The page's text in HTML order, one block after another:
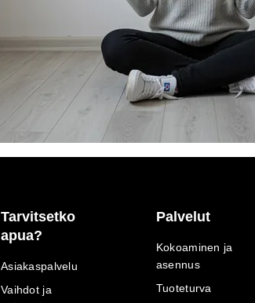
Tarvitsetko
apua?
Asiakaspalvelu
Vaihdot ja
Palvelut
Kokoaminen ja
asennus
Tuoteturva